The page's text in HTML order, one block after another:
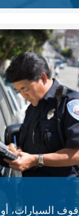
السيارات، أو